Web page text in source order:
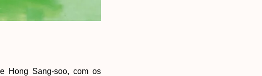
Hong Sang-soo, com os